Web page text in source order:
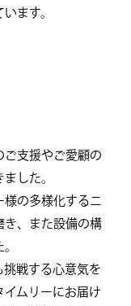
ます。
支援やご愛顧の
した。
の多様化するニ
き、また設備の構
戦する心意気を
ムリーにお届け